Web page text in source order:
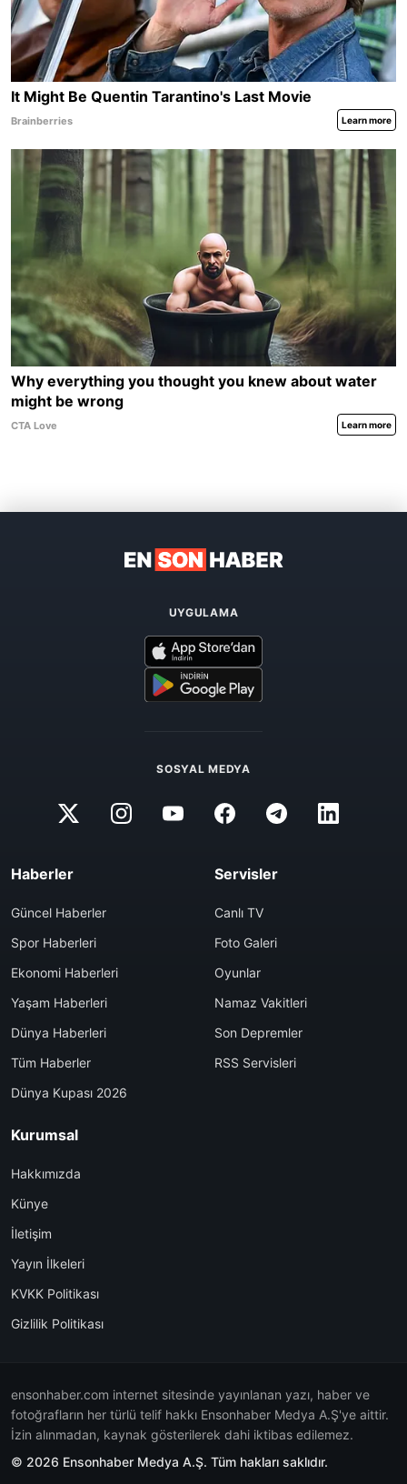
UYGULAMA
SOSYAL MEDYA
Haberler
Güncel Haberler
Spor Haberleri
Ekonomi Haberleri
Yaşam Haberleri
Dünya Haberleri
Tüm Haberler
Dünya Kupası 2026
Servisler
Canlı TV
Foto Galeri
Oyunlar
Namaz Vakitleri
Son Depremler
RSS Servisleri
Kurumsal
Hakkımızda
Künye
İletişim
Yayın İlkeleri
KVKK Politikası
Gizlilik Politikası
ensonhaber.com internet sitesinde yayınlanan yazı, haber ve
fotoğrafların her türlü telif hakkı Ensonhaber Medya A.Ş'ye aittir.
İzin alınmadan, kaynak gösterilerek dahi iktibas edilemez.
© 2026 Ensonhaber Medya A.Ş. Tüm hakları saklıdır.